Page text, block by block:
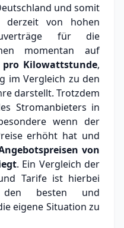
und somit
von hohen
für die
momentan auf
pro Kilowattstunde,
im Vergleich zu den
darstellt. Trotzdem
Stromanbieters in
wenn der
erhöht hat und
von
. Ein Vergleich der
Tarife ist hierbei
den besten und
eigene Situation zu